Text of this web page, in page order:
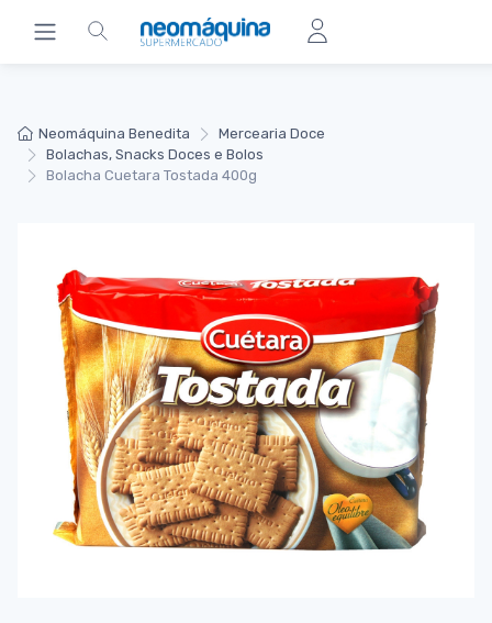
Neomáquina Benedita
Mercearia Doce
Bolachas, Snacks Doces e Bolos
Bolacha Cuetara Tostada 400g